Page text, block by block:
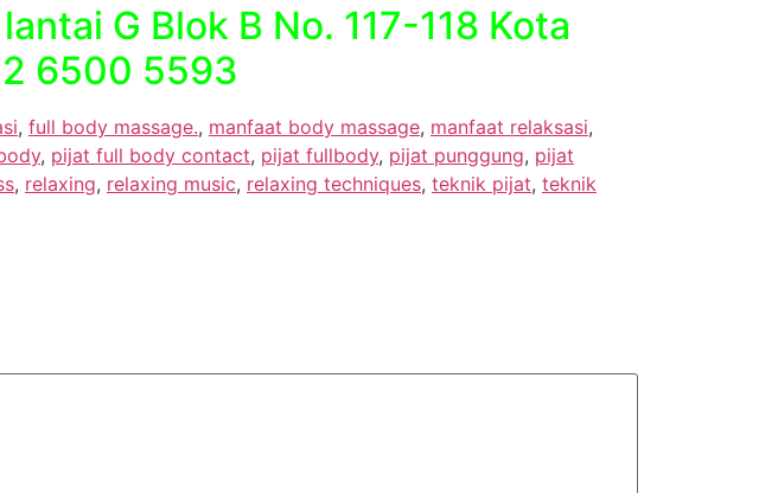
G Blok B No. 117-118 Kota
6500 5593
, full body massage., manfaat body massage, manfaat relaksasi,
, pijat full body contact, pijat fullbody, pijat punggung, pijat
, relaxing, relaxing music, relaxing techniques, teknik pijat, teknik